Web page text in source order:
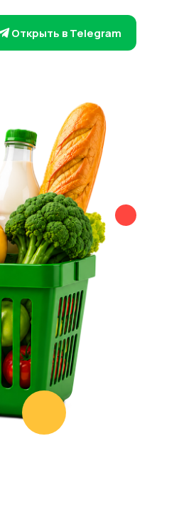
Открыть в Telegram